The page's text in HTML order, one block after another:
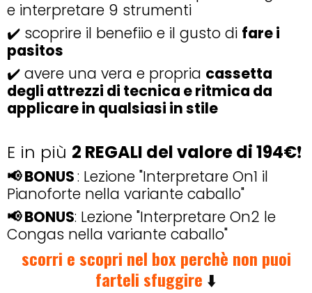
e interpretare 9 strumenti
✔️ scoprire il benefiio e il gusto di fare i
pasitos
✔️ avere una vera e propria cassetta
degli attrezzi di tecnica e ritmica da
applicare in qualsiasi in stile
E in più 2 REGALI del valore di 194€❗
📢 BONUS: Lezione "Interpretare On1 il
Pianoforte nella variante caballo"
📢 BONUS: Lezione "Interpretare On2 le
Congas nella variante caballo"
scorri e scopri nel box perchè non puoi
farteli sfuggire ⬇️